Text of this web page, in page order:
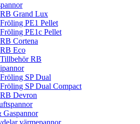
RB Grand Lux
Fröling PE1 Pellet
Fröling PE1c Pellet
RB Cortena
RB Eco
Tillbehör RB
Fröling SP Dual
Fröling SP Dual Compact
RB Devron
Gaspannor
värmepannor